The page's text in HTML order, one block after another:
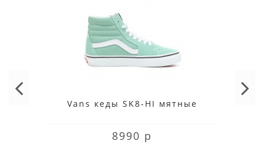
Vans кеды SK8-HI мятные
8990 р